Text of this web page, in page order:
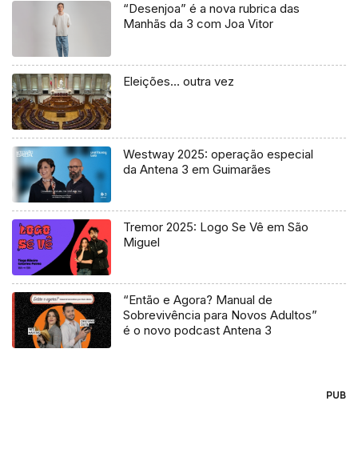
“Desenjoa” é a nova rubrica das
Manhãs da 3 com Joa Vitor
Eleições… outra vez
Westway 2025: operação especial
da Antena 3 em Guimarães
Tremor 2025: Logo Se Vê em São
Miguel
“Então e Agora? Manual de
Sobrevivência para Novos Adultos”
é o novo podcast Antena 3
PUB